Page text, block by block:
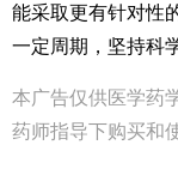
能采取更有针对性
一定周期，坚持科
本广告仅供医学药
药师指导下购买和